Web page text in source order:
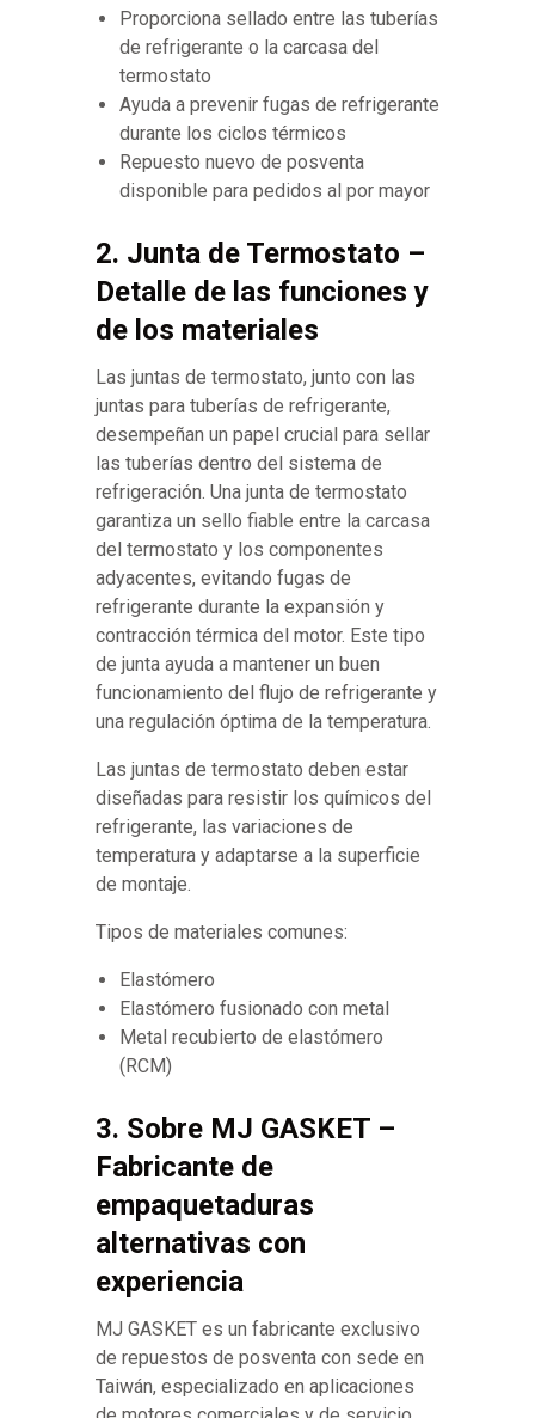
Proporciona sellado entre las tuberías
de refrigerante o la carcasa del
termostato
Ayuda a prevenir fugas de refrigerante
durante los ciclos térmicos
Repuesto nuevo de posventa
disponible para pedidos al por mayor
2. Junta de Termostato –
Detalle de las funciones y
de los materiales
Las juntas de termostato, junto con las
juntas para tuberías de refrigerante,
desempeñan un papel crucial para sellar
las tuberías dentro del sistema de
refrigeración. Una junta de termostato
garantiza un sello fiable entre la carcasa
del termostato y los componentes
adyacentes, evitando fugas de
refrigerante durante la expansión y
contracción térmica del motor. Este tipo
de junta ayuda a mantener un buen
funcionamiento del flujo de refrigerante y
una regulación óptima de la temperatura.
Las juntas de termostato deben estar
diseñadas para resistir los químicos del
refrigerante, las variaciones de
temperatura y adaptarse a la superficie
de montaje.
Tipos de materiales comunes:
Elastómero
Elastómero fusionado con metal
Metal recubierto de elastómero
(RCM)
3. Sobre MJ GASKET –
Fabricante de
empaquetaduras
alternativas con
experiencia
MJ GASKET es un fabricante exclusivo
de repuestos de posventa con sede en
Taiwán, especializado en aplicaciones